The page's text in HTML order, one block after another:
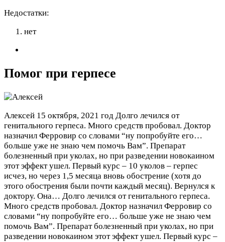
Недостатки:
нет
Помог при герпесе
Алексей 15 октября, 2021 год Долго лечился от
генитального герпеса. Много средств пробовал. Доктор
назначил Ферровир со словами “ну попробуйте его…
больше уже не знаю чем помочь Вам”. Препарат
болезненный при уколах, но при разведении новокаином
этот эффект ушел. Первый курс – 10 уколов – герпес
исчез, но через 1,5 месяца вновь обострение (хотя до
этого обострения были почти каждый месяц). Вернулся к
доктору. Она… Долго лечился от генитального герпеса.
Много средств пробовал. Доктор назначил Ферровир со
словами “ну попробуйте его… больше уже не знаю чем
помочь Вам”. Препарат болезненный при уколах, но при
разведении новокаином этот эффект ушел. Первый курс –